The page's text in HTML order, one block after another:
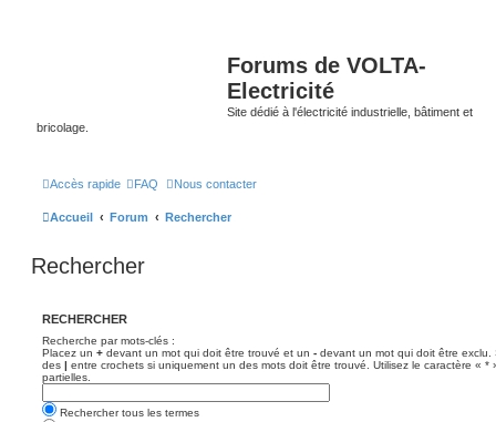
Forums de VOLTA-
Electricité
Site dédié à l'électricité industrielle, bâtiment et
bricolage.
Accès rapide FAQ Nous contacter
Accueil Forum Rechercher
Rechercher
RECHERCHER
Recherche par mots-clés :
Placez un + devant un mot qui doit être trouvé et un - devant un mot qui doit être
des | entre crochets si uniquement un des mots doit être trouvé. Utilisez le caractère « *
partielles.
Rechercher tous les termes